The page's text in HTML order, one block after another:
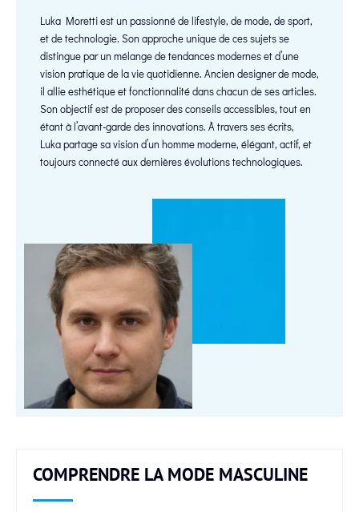
Luka Moretti est un passionné de lifestyle, de mode, de sport,
et de technologie. Son approche unique de ces sujets se
distingue par un mélange de tendances modernes et d’une
vision pratique de la vie quotidienne. Ancien designer de mode,
il allie esthétique et fonctionnalité dans chacun de ses articles.
Son objectif est de proposer des conseils accessibles, tout en
étant à l’avant-garde des innovations. À travers ses écrits,
Luka partage sa vision d’un homme moderne, élégant, actif, et
toujours connecté aux dernières évolutions technologiques.
COMPRENDRE LA MODE MASCULINE